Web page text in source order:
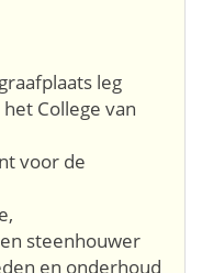
leg
College van
voor de
steenhouwer
en onderhoud